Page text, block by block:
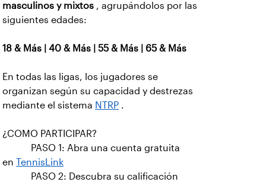
masculinos y mixtos , agrupándolos por las
siguientes edades:
18 & Más | 40 & Más | 55 & Más | 65 & Más
En todas las ligas, los jugadores se
organizan según su capacidad y destrezas
mediante el sistema NTRP .
¿COMO PARTICIPAR?
PASO 1: Abra una cuenta gratuita
en TennisLink
PASO 2: Descubra su calificación